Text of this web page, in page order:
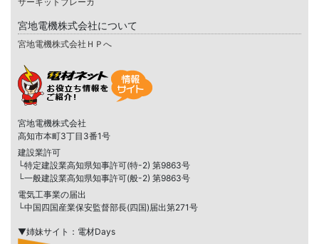
宮地電機株式会社について
宮地電機株式会社ＨＰへ
宮地電機株式会社
高知市本町3丁目3番1号
建設業許可
└特定建設業高知県知事許可(特-2) 第9863号
└一般建設業高知県知事許可(般-2) 第9863号
電気工事業の届出
└中国四国産業保安監督部長(四国)届出第271号
▼姉妹サイト：電材Days